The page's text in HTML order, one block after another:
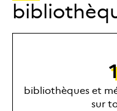
bibliothèques et
sur